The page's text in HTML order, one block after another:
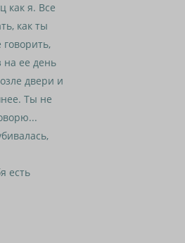
как я. Все
как ты
ее день
двери и
Ты не
есть